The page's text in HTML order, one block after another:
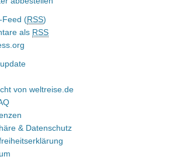
Feed (RSS)
als RSS
von weltreise.de
& Datenschutz